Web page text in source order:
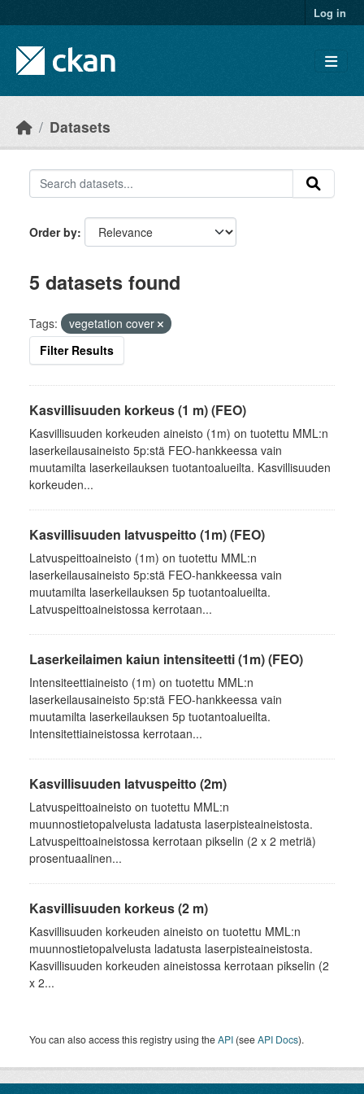
Log in
Datasets
Order by
5 datasets found
Tags:
vegetation cover
Filter Results
Kasvillisuuden korkeus (1 m) (FEO)
Kasvillisuuden korkeuden aineisto (1m) on tuotettu MML:n
laserkeilausaineisto 5p:stä FEO-hankkeessa vain
muutamilta laserkeilauksen tuotantoalueilta. Kasvillisuuden
korkeuden...
Kasvillisuuden latvuspeitto (1m) (FEO)
Latvuspeittoaineisto (1m) on tuotettu MML:n
laserkeilausaineisto 5p:stä FEO-hankkeessa vain
muutamilta laserkeilauksen 5p tuotantoalueilta.
Latvuspeittoaineistossa kerrotaan...
Laserkeilaimen kaiun intensiteetti (1m) (FEO)
Intensiteettiaineisto (1m) on tuotettu MML:n
laserkeilausaineisto 5p:stä FEO-hankkeessa vain
muutamilta laserkeilauksen 5p tuotantoalueilta.
Intensitettiaineistossa kerrotaan...
Kasvillisuuden latvuspeitto (2m)
Latvuspeittoaineisto on tuotettu MML:n
muunnostietopalvelusta ladatusta laserpisteaineistosta.
Latvuspeittoaineistossa kerrotaan pikselin (2 x 2 metriä)
prosentuaalinen...
Kasvillisuuden korkeus (2 m)
Kasvillisuuden korkeuden aineisto on tuotettu MML:n
muunnostietopalvelusta ladatusta laserpisteaineistosta.
Kasvillisuuden korkeuden aineistossa kerrotaan pikselin (2
x 2...
You can also access this registry using theAPI (seeAPI Docs).